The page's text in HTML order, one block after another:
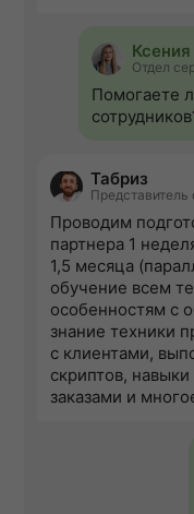
Отдел
Помогаете
Табриз
Проводим
партнера 1
1,5 месяца
обучение всем
особенностям с
знание техники
с клиентами,
скриптов,
заказами и